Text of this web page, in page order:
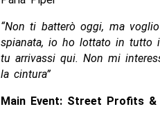
“Non ti batterò oggi, ma
spianata, io ho lottato in tutto
tu arrivassi qui. Non mi
la cintura”
Main Event: Street Profits &